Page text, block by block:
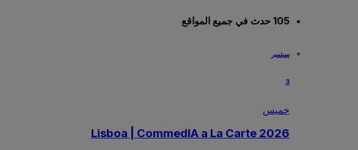
105 حدث في جميع المواقع
سبتمبر
3
خميس
Lisboa | CommedIA a La Carte 2026